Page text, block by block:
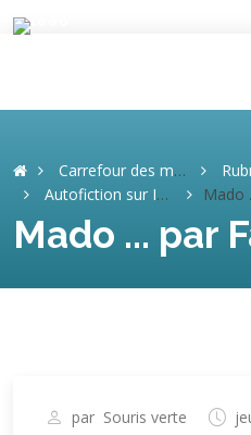
Carrefour des mémoires
Autofiction sur Internet. (ARCHIVES)
Mado
Mado ... par
par Souris verte